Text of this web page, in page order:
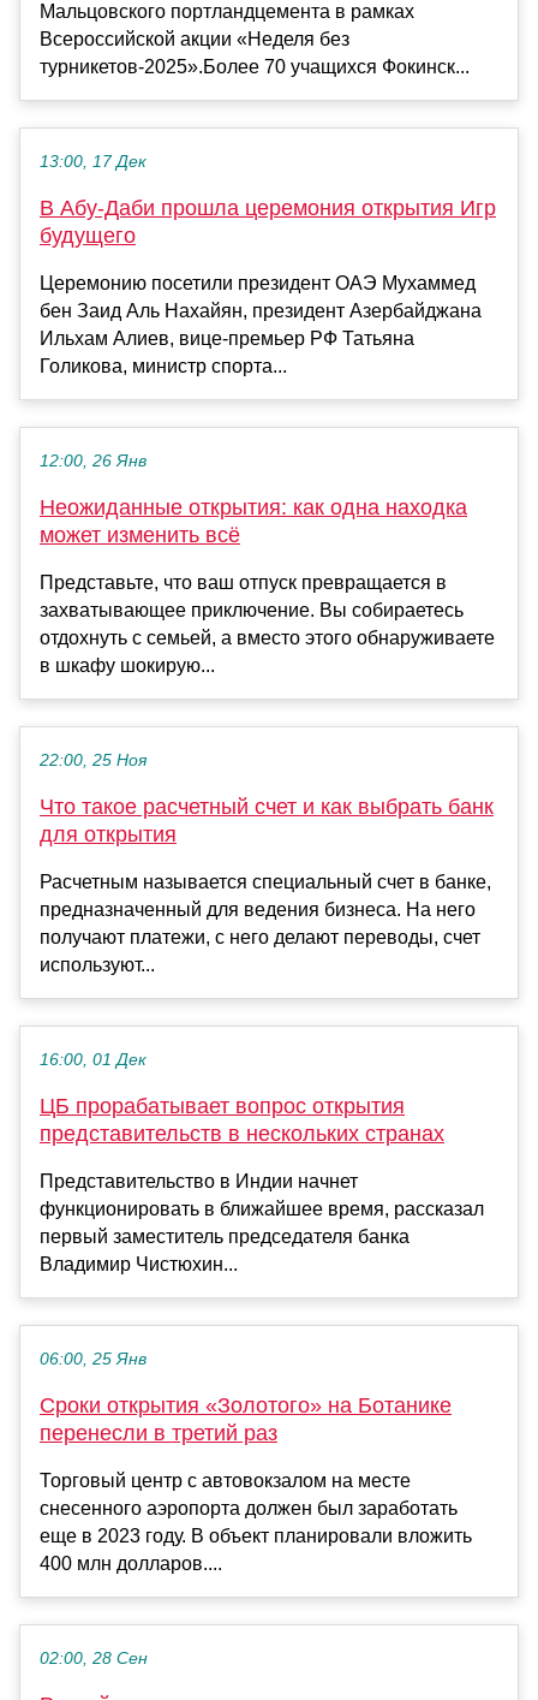
Мальцовского портландцемента в рамках
Всероссийской акции «Неделя без
турникетов-2025».Более 70 учащихся Фокинск...
13:00, 17 Дек
В Абу-Даби прошла церемония открытия Игр
будущего
Церемонию посетили президент ОАЭ Мухаммед
бен Заид Аль Нахайян, президент Азербайджана
Ильхам Алиев, вице-премьер РФ Татьяна
Голикова, министр спорта...
12:00, 26 Янв
Неожиданные открытия: как одна находка
может изменить всё
Представьте, что ваш отпуск превращается в
захватывающее приключение. Вы собираетесь
отдохнуть с семьей, а вместо этого обнаруживаете
в шкафу шокирую...
22:00, 25 Ноя
Что такое расчетный счет и как выбрать банк
для открытия
Расчетным называется специальный счет в банке,
предназначенный для ведения бизнеса. На него
получают платежи, с него делают переводы, счет
используют...
16:00, 01 Дек
ЦБ прорабатывает вопрос открытия
представительств в нескольких странах
Представительство в Индии начнет
функционировать в ближайшее время, рассказал
первый заместитель председателя банка
Владимир Чистюхин...
06:00, 25 Янв
Сроки открытия «Золотого» на Ботанике
перенесли в третий раз
Торговый центр с автовокзалом на месте
снесенного аэропорта должен был заработать
еще в 2023 году. В объект планировали вложить
400 млн долларов....
02:00, 28 Сен